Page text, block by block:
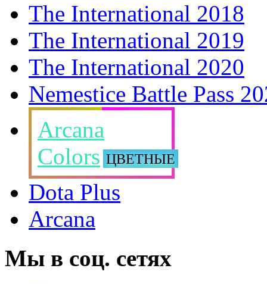
The International 2018
The International 2019
The International 2020
Nemestice Battle Pass
Arcana
Colors ЦВЕТНЫЕ
Dota Plus
Arcana
Мы в соц. сетях